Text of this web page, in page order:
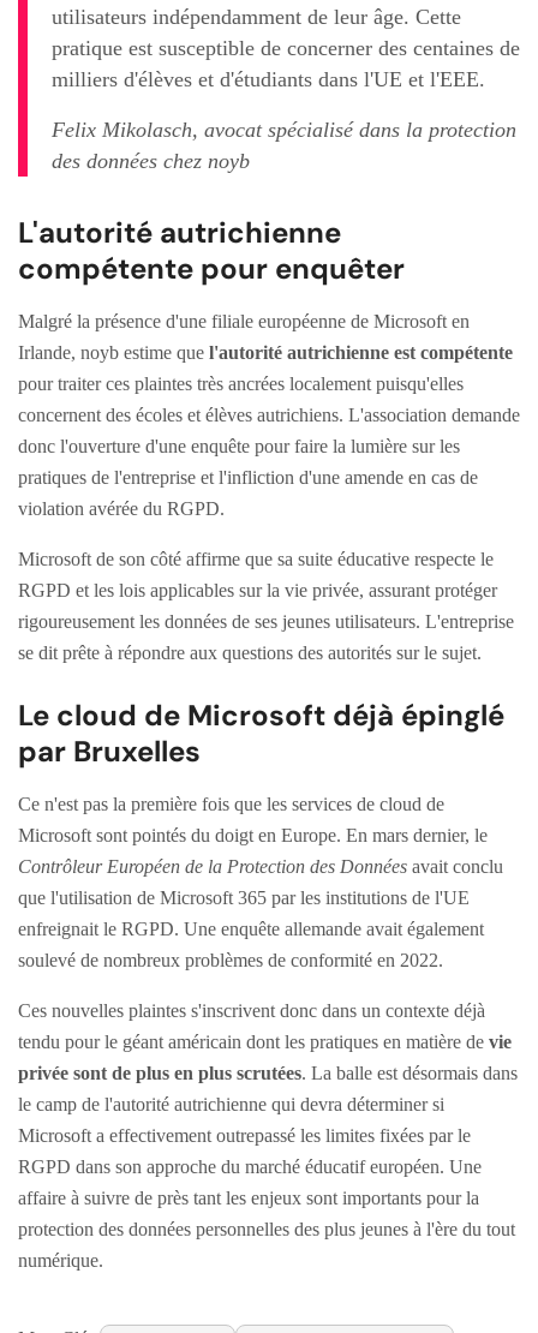
utilisateurs indépendamment de leur âge. Cette
pratique est susceptible de concerner des centaines de
milliers d'élèves et d'étudiants dans l'UE et l'EEE.
Felix Mikolasch, avocat spécialisé dans la protection
des données chez noyb
L'autorité autrichienne
compétente pour enquêter
Malgré la présence d'une filiale européenne de Microsoft en
Irlande, noyb estime que l'autorité autrichienne est compétente
pour traiter ces plaintes très ancrées localement puisqu'elles
concernent des écoles et élèves autrichiens. L'association demande
donc l'ouverture d'une enquête pour faire la lumière sur les
pratiques de l'entreprise et l'infliction d'une amende en cas de
violation avérée du RGPD.
Microsoft de son côté affirme que sa suite éducative respecte le
RGPD et les lois applicables sur la vie privée, assurant protéger
rigoureusement les données de ses jeunes utilisateurs. L'entreprise
se dit prête à répondre aux questions des autorités sur le sujet.
Le cloud de Microsoft déjà épinglé
par Bruxelles
Ce n'est pas la première fois que les services de cloud de
Microsoft sont pointés du doigt en Europe. En mars dernier, le
Contrôleur Européen de la Protection des Données avait conclu
que l'utilisation de Microsoft 365 par les institutions de l'UE
enfreignait le RGPD. Une enquête allemande avait également
soulevé de nombreux problèmes de conformité en 2022.
Ces nouvelles plaintes s'inscrivent donc dans un contexte déjà
tendu pour le géant américain dont les pratiques en matière de vie
privée sont de plus en plus scrutées. La balle est désormais dans
le camp de l'autorité autrichienne qui devra déterminer si
Microsoft a effectivement outrepassé les limites fixées par le
RGPD dans son approche du marché éducatif européen. Une
affaire à suivre de près tant les enjeux sont importants pour la
protection des données personnelles des plus jeunes à l'ère du tout
numérique.